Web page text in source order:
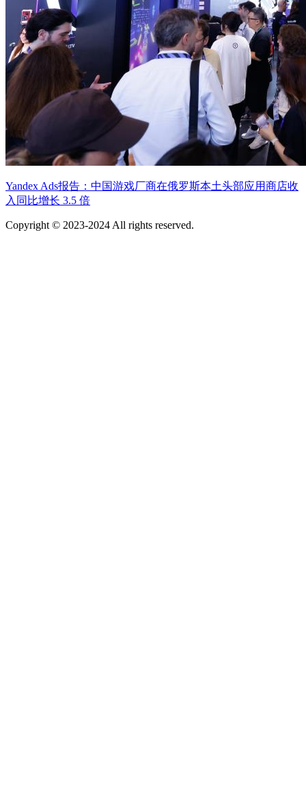
Yandex Ads报告：中国游戏厂商在俄罗斯本土头部应用商店收
入同比增长 3.5 倍
Copyright © 2023-2024 All rights reserved.